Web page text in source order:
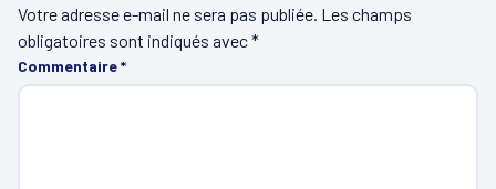
Votre adresse e-mail ne sera pas publiée. Les champs
obligatoires sont indiqués avec*
Commentaire*